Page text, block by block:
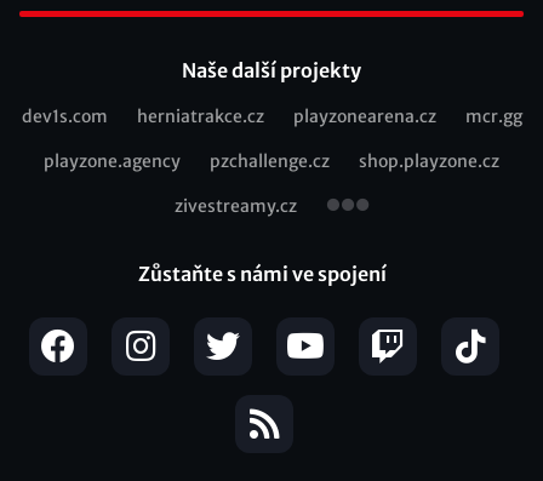
Naše další projekty
Recommended
dev1s.com herniatrakce.cz playzonearena.cz mcr.gg
playzone.agency pzchallenge.cz shop.playzone.cz
zivestreamy.cz
Zůstaňte s námi ve spojení